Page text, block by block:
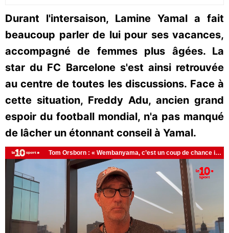
Durant l'intersaison, Lamine Yamal a fait
beaucoup parler de lui pour ses vacances,
accompagné de femmes plus âgées. La
star du FC Barcelone s'est ainsi retrouvée
au centre de toutes les discussions. Face à
cette situation, Freddy Adu, ancien grand
espoir du football mondial, n'a pas manqué
de lâcher un étonnant conseil à Yamal.